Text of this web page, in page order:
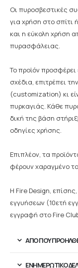
Οι πυροσβεστικές
για χρήση στο σπίτι
και η εύκολη χρήση
πυρασφάλειας.
Το προϊόν
σχέδια, επιτρέπει
(customization) κι
πυρκαγιάς. Κάθε
δική της βάση
οδηγίες χρήσης.
Επιπλέον, τα
φέρουν χαραγμένο
Η Fire Design,
εγγυήσεων (10ετή
εγγραφή στο Fire
ΑΠΟ ΠΟΥ
ΕΝΗΜΕΡΩΤΙΚΌ